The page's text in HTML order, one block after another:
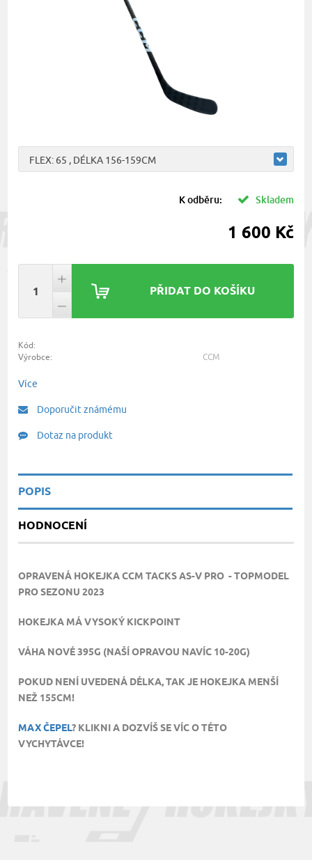
FLEX: 65 , DÉLKA 156-159CM
K odběru: Skladem
1 600 Kč
PŘIDAT DO KOŠÍKU
Kód:
Výrobce:
CCM
Více
Doporučit známému
Dotaz na produkt
POPIS
HODNOCENÍ
OPRAVENÁ HOKEJKA CCM TACKS AS-V PRO - TOPMODEL
PRO SEZONU 2023
HOKEJKA MÁ VYSOKÝ KICKPOINT
VÁHA NOVÉ 395G (NAŠÍ OPRAVOU NAVÍC 10-20G)
POKUD NENÍ UVEDENÁ DÉLKA, TAK JE HOKEJKA MENŠÍ
NEŽ 155CM!
MAX ČEPEL? KLIKNI A DOZVÍŠ SE VÍC O TÉTO
VYCHYTÁVCE!